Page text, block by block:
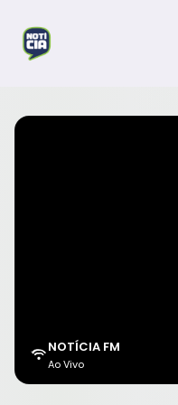
NOTÍCIA FM
Ao Vivo